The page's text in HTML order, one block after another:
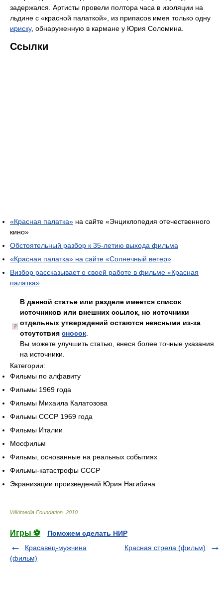
задержался. Артисты провели полтора часа в изоляции на
льдине с «красной палаткой», из припасов имея только одну
ириску, обнаруженную в кармане у Юрия Соломина.
Ссылки
«Красная палатка» на сайте «Энциклопедия отечественного
кино»
Обстоятельный разбор к 35-летию выхода фильма
«Красная палатка» на сайте «Солнечный ветер»
Визбор рассказывает о своей работе в фильме «Красная
палатка»
В данной статье или разделе имеется список
источников или внешних ссылок, но источники
отдельных утверждений остаются неясными из-за
отсутствия сносок
Вы можете улучшить статью, внеся более точные указания
на источники.
Категории:
Фильмы по алфавиту
Фильмы 1969 года
Фильмы Михаила Калатозова
Фильмы СССР 1969 года
Фильмы Италии
Мосфильм
Фильмы, основанные на реальных событиях
Фильмы-катастрофы СССР
Экранизации произведений Юрия Нагибина
Wikimedia Foundation 2010
Игры ⚽
Поможем сделать НИР
Красавец-мужчина
(фильм)
Красная стрела (фильм)